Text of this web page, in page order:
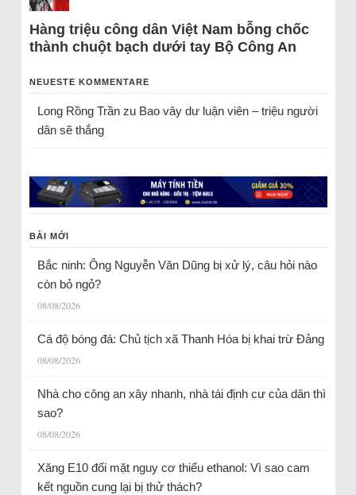
Hàng triệu công dân Việt Nam bỗng chốc
thành chuột bạch dưới tay Bộ Công An
NEUESTE KOMMENTARE
Long Rồng Trầnzu Bao vây dư luận viên – triệu người
dân sẽ thắng
BÀI MỚI
Bắc ninh: Ông Nguyễn Văn Dũng bị xử lý, câu hỏi nào
còn bỏ ngỏ?
08/08/2026
Cá độ bóng đá: Chủ tịch xã Thanh Hóa bị khai trừ Đảng
08/08/2026
Nhà cho công an xây nhanh, nhà tái định cư của dân thì
sao?
08/08/2026
Xăng E10 đối mặt nguy cơ thiếu ethanol: Vì sao cam
kết nguồn cung lại bị thử thách?